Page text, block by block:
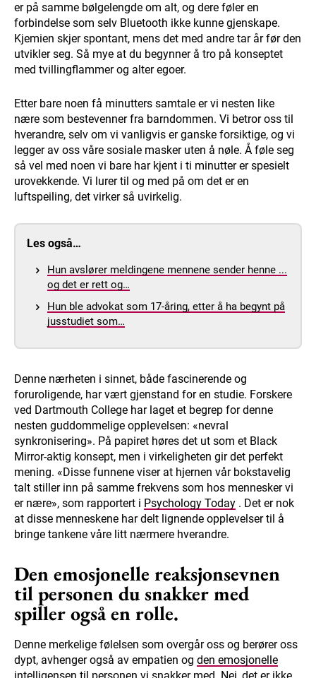
er på samme bølgelengde om alt, og dere føler en
forbindelse som selv Bluetooth ikke kunne gjenskape.
Kjemien skjer spontant, mens det med andre tar år før den
utvikler seg. Så mye at du begynner å tro på konseptet
med tvillingflammer og alter egoer.
Etter bare noen få minutters samtale er vi nesten like
nære som bestevenner fra barndommen. Vi betror oss til
hverandre, selv om vi vanligvis er ganske forsiktige, og vi
legger av oss våre sosiale masker uten å nøle. Å føle seg
så vel med noen vi bare har kjent i ti minutter er spesielt
urovekkende. Vi lurer til og med på om det er en
luftspeiling, det virker så uvirkelig.
Les også…
Hun avslører meldingene mennene sender henne ...
og det er rett og…
Hun ble advokat som 17-åring, etter å ha begynt på
jusstudiet som…
Denne nærheten i sinnet, både fascinerende og
foruroligende, har vært gjenstand for en studie. Forskere
ved Dartmouth College har laget et begrep for denne
nesten guddommelige opplevelsen: «nevral
synkronisering». På papiret høres det ut som et Black
Mirror-aktig konsept, men i virkeligheten gir det perfekt
mening. «Disse funnene viser at hjernen vår bokstavelig
talt stiller inn på samme frekvens som hos mennesker vi
er nære», som rapportert i Psychology Today . Det er nok
at disse menneskene har delt lignende opplevelser til å
bringe tankene våre litt nærmere hverandre.
Den emosjonelle reaksjonsevnen
til personen du snakker med
spiller også en rolle.
Denne merkelige følelsen som overgår oss og berører oss
dypt, avhenger også av empatien og den emosjonelle